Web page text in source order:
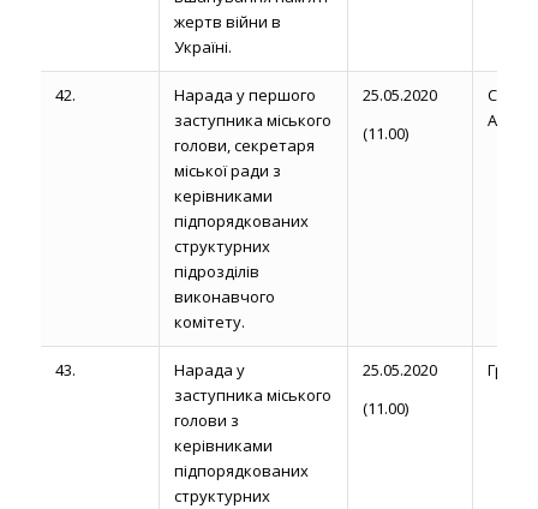
жертв війни в
Україні.
42.
Нарада у першого
заступника міського
голови, секретаря
міської ради з
керівниками
підпорядкованих
структурних
підрозділів
виконавчого
комітету.
25.05.2020
(11.00)
А. М.
43.
Нарада у
заступника міського
голови з
керівниками
підпорядкованих
структурних
25.05.2020
(11.00)